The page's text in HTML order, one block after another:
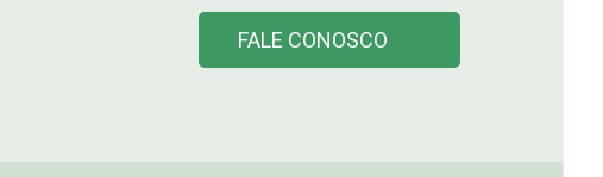
FALE CONOSCO